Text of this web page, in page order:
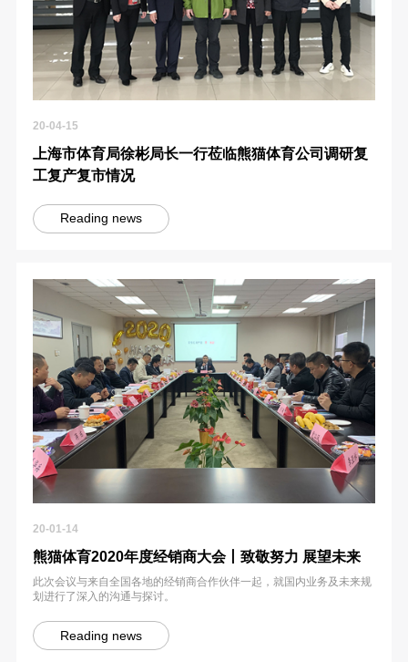
20-04-15
上海市体育局徐彬局长一行莅临熊猫体育公司调研复
工复产复市情况
Reading news
20-01-14
熊猫体育2020年度经销商大会丨致敬努力 展望未来
此次会议与来自全国各地的经销商合作伙伴一起，就国内业务及未来规
划进行了深入的沟通与探讨。
Reading news